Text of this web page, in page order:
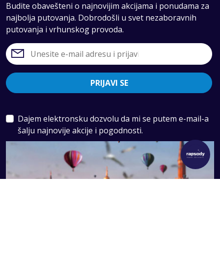
Budite obavešteni o najnovijim akcijama i ponudama za
najbolja putovanja. Dobrodošli u svet nezaboravnih
putovanja i vrhunskog provoda.
PRIJAVI SE
Dajem elektronsku dozvolu da mi se putem e-mail-a
šalju najnovije akcije i pogodnosti.